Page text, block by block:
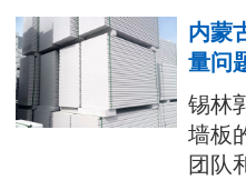
内蒙
量问
锡林
墙板
团队